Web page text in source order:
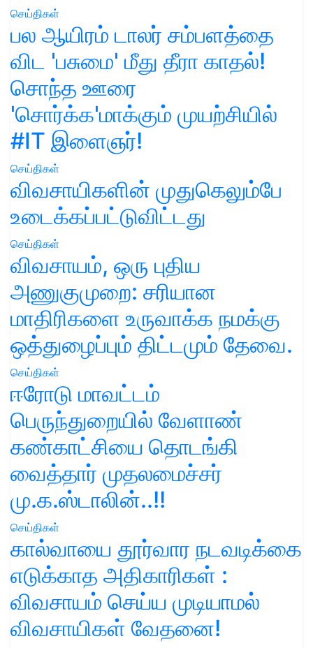
செய்திகள்
பல ஆயிரம் டாலர் சம்பளத்தை
விட 'பசுமை' மீது தீரா காதல்!
சொந்த ஊரை
'சொர்க்க'மாக்கும் முயற்சியில்
#IT இளைஞர்!
செய்திகள்
விவசாயிகளின் முதுகெலும்பே
உடைக்கப்பட்டுவிட்டது
செய்திகள்
விவசாயம், ஒரு புதிய
அணுகுமுறை: சரியான
மாதிரிகளை உருவாக்க நமக்கு
ஒத்துழைப்பும் திட்டமும் தேவை.
செய்திகள்
ஈரோடு மாவட்டம்
பெருந்துறையில் வேளாண்
கண்காட்சியை தொடங்கி
வைத்தார் முதலமைச்சர்
மு.க.ஸ்டாலின்..!!
செய்திகள்
கால்வாயை தூர்வார நடவடிக்கை
எடுக்காத அதிகாரிகள் :
விவசாயம் செய்ய முடியாமல்
விவசாயிகள் வேதனை!